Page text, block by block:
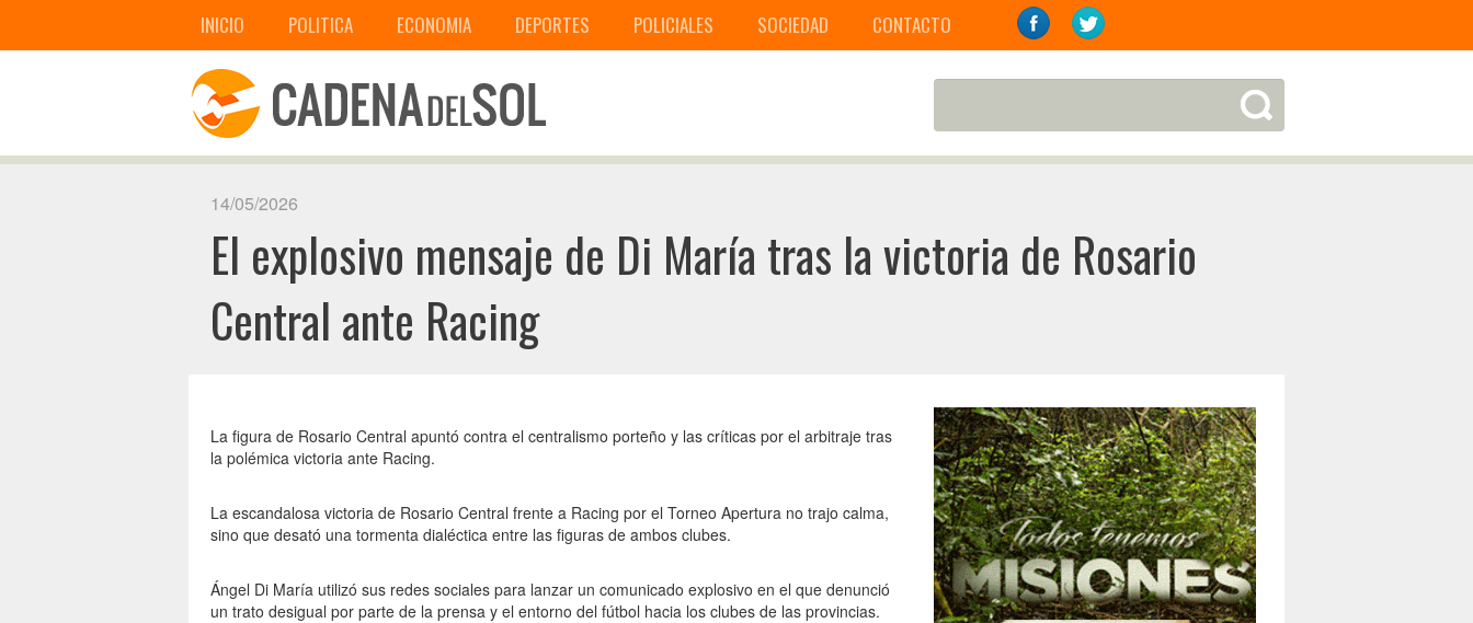
INICIO POLITICA ECONOMIA DEPORTES POLICIALES SOCIEDAD CONTACTO
14/05/2026
El explosivo mensaje de Di María tras la victoria de Rosario
Central ante Racing
La figura de Rosario Central apuntó contra el centralismo porteño y las críticas por el arbitraje tras
la polémica victoria ante Racing.
La escandalosa victoria de Rosario Central frente a Racing por el Torneo Apertura no trajo calma,
sino que desató una tormenta dialéctica entre las figuras de ambos clubes.
Ángel Di María utilizó sus redes sociales para lanzar un comunicado explosivo en el que denunció
un trato desigual por parte de la prensa y el entorno del fútbol hacia los clubes de las provincias.